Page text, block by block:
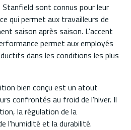
sont connus pour leur
qui permet aux travailleurs de
saison après saison. L'accent
permet aux employés
dans les conditions les plus
bien conçu est un atout
confrontés au froid de l'hiver. Il
la régulation de la
l'humidité et la durabilité.